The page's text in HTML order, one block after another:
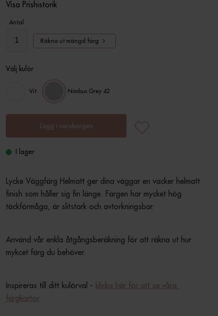
Visa Prishistorik
Antal
Räkna ut mängd färg
Välj kulör
Vit Nimbus Grey 42
Lägg i varukorgen
I lager
Lycke Väggfärg Helmatt ger dina väggar en vacker helmatt
finish som håller sig fin länge. Färgen har mycket hög
täckförmåga, är slitstark och avtorkningsbar.
Använd vår enkla åtgångsberäkning för att räkna ut hur
mykcet färg du behöver.
Inspireras till ditt kulörval - klicka här för att se våra
färgkartor